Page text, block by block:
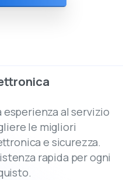
esperienza al servizio
le migliori
e sicurezza.
rapida per ogni